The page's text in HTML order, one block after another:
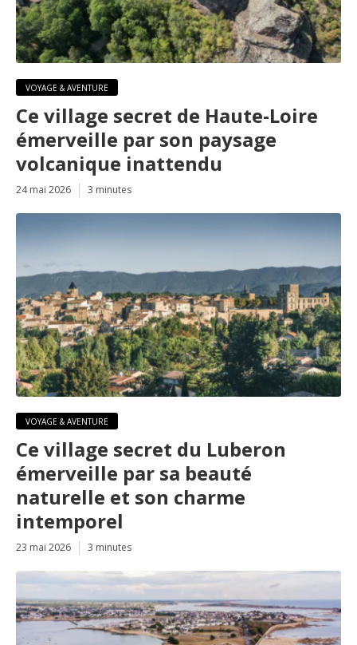
VOYAGE & AVENTURE
Ce village secret de Haute-Loire
émerveille par son paysage
volcanique inattendu
24 mai 2026 3 minutes
VOYAGE & AVENTURE
Ce village secret du Luberon
émerveille par sa beauté
naturelle et son charme
intemporel
23 mai 2026 3 minutes